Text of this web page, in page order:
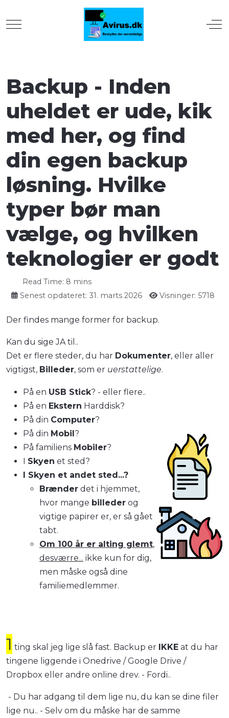
Mobile Menu Toggle
Backup - Inden
uheldet er ude, kik
med her, og find
din egen backup
løsning. Hvilke
typer bør man
vælge, og hvilken
teknologier er godt
Read Time: 8 mins
Senest opdateret: 31. marts 2026
Visninger: 5718
Der findes mange former for backup.
Kan du sige JA til..
Det er flere steder, du har Dokumenter, eller aller
vigtigst, Billeder, som er uerstattelige.
På en USB Stick? - eller flere..
På en Ekstern Harddisk?
På din Computer?
På din Mobil?
På familiens Mobiler?
I Skyen et sted?
I Skyen et andet sted...?
Brænder det i hjemmet,
hvor mange billeder og
vigtige papirer er, er så gået
tabt.
Om 100 år er alting glemt,
desværre... ikke kun for dig,
men måske også dine
familiemedlemmer.
1 ting skal jeg lige slå fast. Backup er IKKE at du har
tingene liggende i Onedrive / Google Drive /
Dropbox eller andre online drev. - Fordi..
- Du har adgang til dem lige nu, du kan se dine filer
lige nu.. - Selv om du måske har de samme